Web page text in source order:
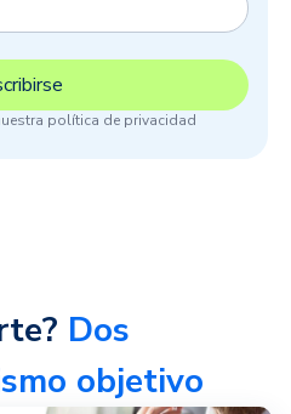
política de privacidad
Dos
objetivo